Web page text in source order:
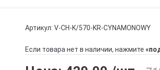
Артикул: V-CH-K/570-KR-CYNAMONOWY
Если товара нет в наличии, нажмите